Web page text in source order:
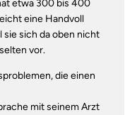
etwa 300 bis 400
eine Handvoll
sich da oben nicht
vor.
die einen
mit seinem Arzt